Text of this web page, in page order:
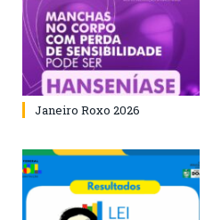
Janeiro Roxo 2026